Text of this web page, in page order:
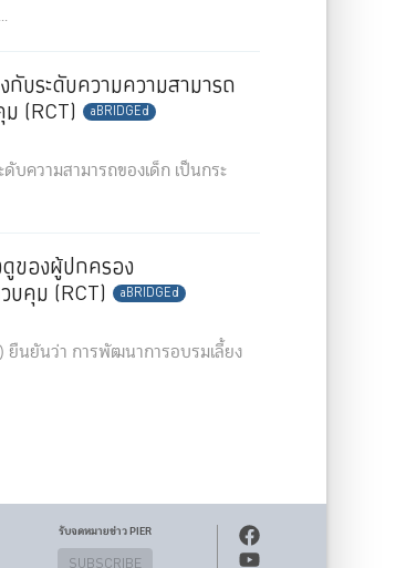
บระดับความความสามารถ
(RCT)
aBRIDGEd
บความสามารถของเด็ก เป็นกระ
ของผู้ปกครอง
คุม (RCT)
aBRIDGEd
นยันว่า การพัฒนาการอบรมเลี้ยง
รับจดหมายข่าว PIER